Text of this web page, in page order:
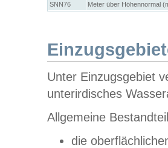
SNN76
Meter über Höhennormal
Unter Einzugsgebiet
unterirdisches
Allgemeine
die